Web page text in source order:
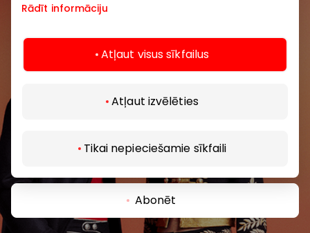
Rādīt informāciju
Atļaut visus sīkfailus
Atļaut izvēlēties
Tikai nepieciešamie sīkfaili
Pievienojieties mūsu kopienai
Uzzini pirmais par labākajiem piedāvājumiem,
pasākumiem un jaunāko informāciju iepirkšanās un
Rīga”.
Abonēt